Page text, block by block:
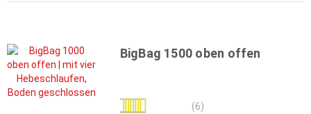
BigBag 1500 oben offen
Bewertung: (6)